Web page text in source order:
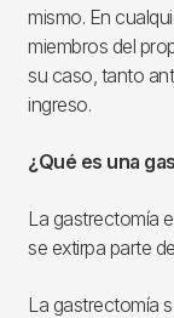
mismo. En
miembros del
su caso, tanto
ingreso.
¿Qué es una
La gastrectomía
se extirpa parte
La gastrectomía